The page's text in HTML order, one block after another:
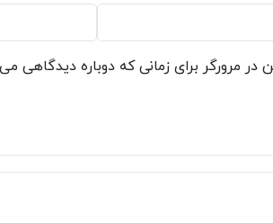
در مرورگر برای زمانی که دوباره دیدگاهی